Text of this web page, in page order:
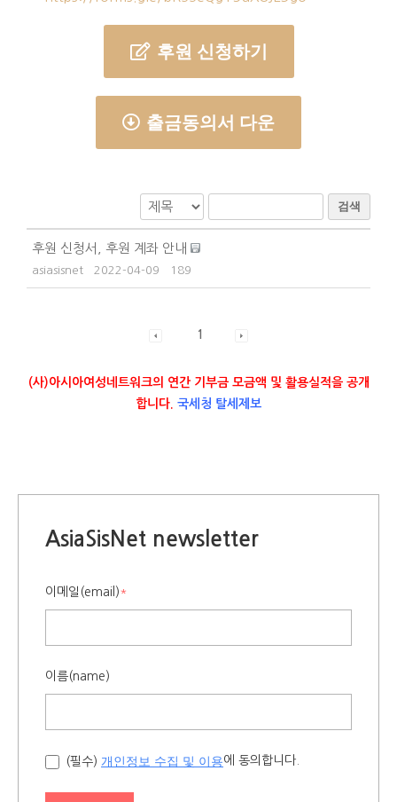
후원 신청하기
출금동의서 다운
검색
후원 신청서, 후원 계좌 안내
asiasisnet 2022-04-09 189
1
(사)아시아여성네트워크의 연간 기부금 모금액 및 활용실적을 공개
합니다. 국세청 탈세제보
AsiaSisNet newsletter
이메일(email)*
이름(name)
(필수) 개인정보 수집 및 이용에 동의합니다.